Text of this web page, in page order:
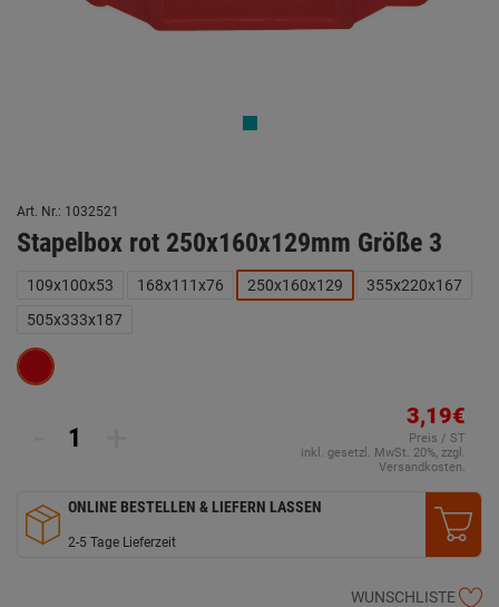
Art. Nr.: 1032521
Stapelbox rot 250x160x129mm Größe 3
109x100x53 168x111x76 250x160x129
355x220x167
505x333x187
3,19€
Preis / ST
inkl. gesetzl. MwSt. 20%, zzgl.
Versandkosten.
ONLINE BESTELLEN & LIEFERN LASSEN
2-5 Tage Lieferzeit
WUNSCHLISTE